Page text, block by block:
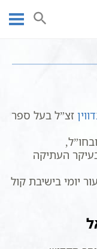
זצ”ל בעל ספר
העתיקה
יומי בישיבת קול